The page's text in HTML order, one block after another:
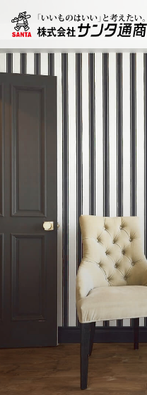
輸入建材
家具・インテリア
輸入住宅
リノベーション
ショールーム
お問い合わせ